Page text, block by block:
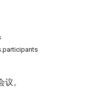
。